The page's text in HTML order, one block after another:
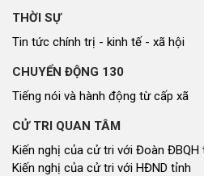
THỜI SỰ
Tin tức chính trị - kinh tế - xã hội
CHUYỂN ĐỘNG 130
Tiếng nói và hành động từ cấp xã
CỬ TRI QUAN TÂM
Kiến nghị của cử tri với Đoàn ĐBQH
Kiến nghị của cử tri với HĐND tỉnh